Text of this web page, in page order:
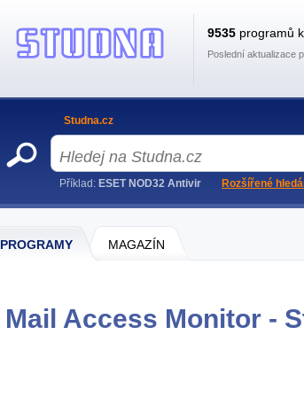
PROGRAMY MAGAZÍN
Mail Access Monitor -
9535 programů
Poslední aktualizace
Studna.cz
Příklad: ESET NOD32 Antivir Rozšířené